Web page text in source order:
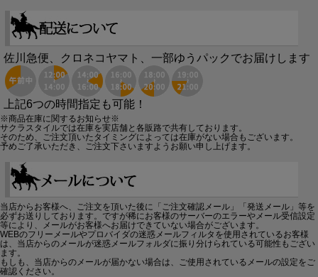
佐川急便、クロネコヤマト、一部ゆうパックでお届けします
上記6つの時間指定も可能！
※商品在庫に関するお知らせ※
サクラスタイルでは在庫を実店舗と各販路で共有しております。
そのため、ご注文頂いたタイミングによっては在庫がない場合もございます。
予めご了承いただき、ご注文下さいますようお願い申し上げます。
当店からお客様へ、ご注文を頂いた後に「ご注文確認メール」「発送メール」等を
必ずお送りしております。ですが稀にお客様のサーバーのエラーやメール受信設定
等により、メールがお客様へお届けできていない場合がございます。
WEBのフリーメールやプロバイダの迷惑メールフィルタを使用されているお客様
は、当店からのメールが迷惑メールフォルダに振り分けられている可能性もござい
ます。
もしも、当店からのメールが届かない場合は、ご使用されているメールの設定をご
確認ください。